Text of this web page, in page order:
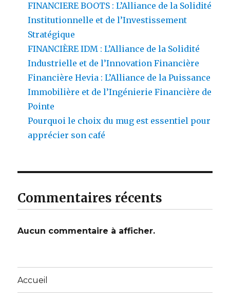
FINANCIERE BOOTS : L’Alliance de la Solidité
Institutionnelle et de l’Investissement
Stratégique
FINANCIÈRE IDM : L’Alliance de la Solidité
Industrielle et de l’Innovation Financière
Financière Hevia : L’Alliance de la Puissance
Immobilière et de l’Ingénierie Financière de
Pointe
Pourquoi le choix du mug est essentiel pour
apprécier son café
Commentaires récents
Aucun commentaire à afficher.
Accueil